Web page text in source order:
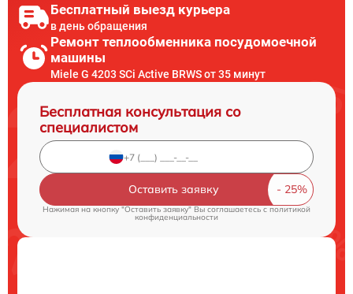
Бесплатный выезд курьера
в день обращения
Ремонт теплообменника посудомоечной
машины
Miele G 4203 SCi Active BRWS от 35 минут
Бесплатная консультация со
специалистом
Оставить заявку
Нажимая на кнопку "Оставить заявку" Вы соглашаетесь cполитикой
конфиденциальности